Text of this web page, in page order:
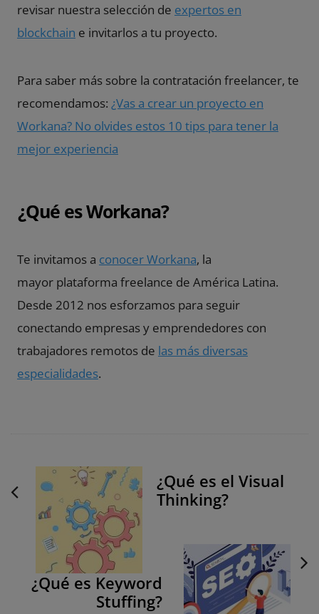
revisar nuestra selección de expertos en
blockchain e invitarlos a tu proyecto.
Para saber más sobre la contratación freelancer, te
recomendamos: ¿Vas a crear un proyecto en
Workana? No olvides estos 10 tips para tener la
mejor experiencia
¿Qué es Workana?
Te invitamos a conocer Workana, la
mayor plataforma freelance de América Latina.
Desde 2012 nos esforzamos para seguir
conectando empresas y emprendedores con
trabajadores remotos de las más diversas
especialidades.
¿Qué es el Visual
Thinking?
¿Qué es Keyword
Stuffing?